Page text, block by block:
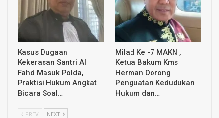
Kasus Dugaan
Kekerasan Santri Al
Fahd Masuk Polda,
Praktisi Hukum Angkat
Bicara Soal…
Milad Ke -7 MAKN ,
Ketua Bakum Kms
Herman Dorong
Penguatan Kedudukan
Hukum dan…
PREV NEXT